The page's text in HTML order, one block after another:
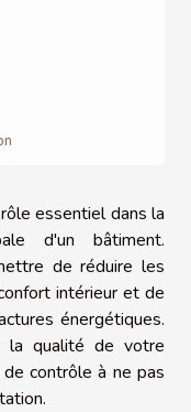
essentiel dans la
d'un bâtiment.
de réduire les
intérieur et de
énergétiques.
la qualité de votre
contrôle à ne pas